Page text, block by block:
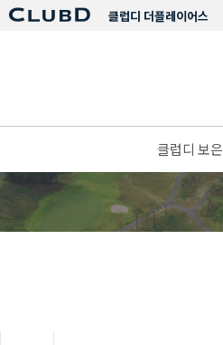
클럽디 더플레이어스
클럽디 보은